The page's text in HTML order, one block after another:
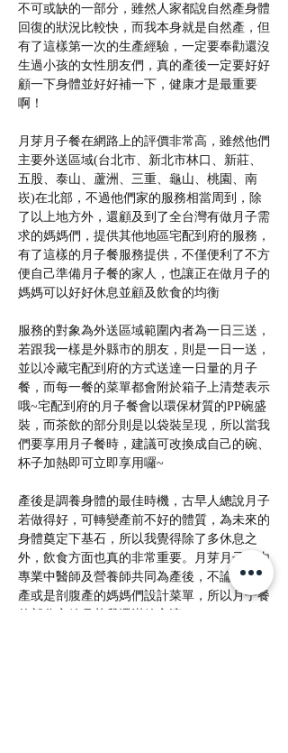
不可或缺的一部分，雖然人家都說自然產身體
回復的狀況比較快，而我本身就是自然產，但
有了這樣第一次的生產經驗，一定要奉勸還沒
生過小孩的女性朋友們，真的產後一定要好好
顧一下身體並好好補一下，健康才是最重要
啊！
月芽月子餐在網路上的評價非常高，雖然他們
主要外送區域(台北市、新北市林口、新莊、
五股、泰山、蘆洲、三重、龜山、桃園、南
崁)在北部，不過他們家的服務相當周到，除
了以上地方外，還顧及到了全台灣有做月子需
求的媽媽們，提供其他地區宅配到府的服務，
有了這樣的月子餐服務提供，不僅便利了不方
便自己準備月子餐的家人，也讓正在做月子的
媽媽可以好好休息並顧及飲食的均衡
服務的對象為外送區域範圍內者為一日三送，
若跟我一樣是外縣市的朋友，則是一日一送，
並以冷藏宅配到府的方式送達一日量的月子
餐，而每一餐的菜單都會附於箱子上清楚表示
哦~宅配到府的月子餐會以環保材質的PP碗盛
裝，而茶飲的部分則是以袋裝呈現，所以當我
們要享用月子餐時，建議可改換成自己的碗、
杯子加熱即可立即享用囉~
產後是調養身體的最佳時機，古早人總說月子
若做得好，可轉變產前不好的體質，為未來的
身體奠定下基石，所以我覺得除了多休息之
外，飲食方面也真的非常重要。月芽月子餐由
專業中醫師及營養師共同為產後，不論是自然
產或是剖腹產的媽媽們設計菜單，所以月子餐
的部分交給月芽我還滿放心滴~